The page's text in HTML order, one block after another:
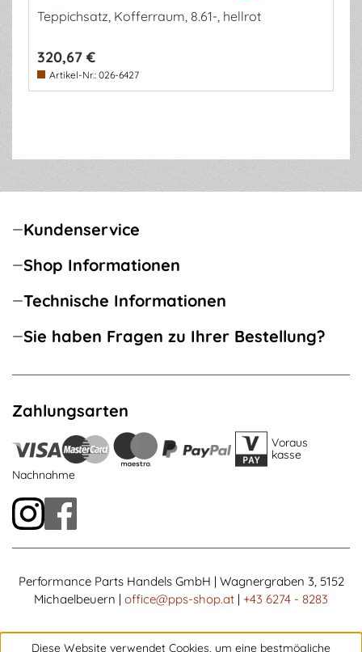
Teppichsatz, Kofferraum, 8.61-, hellrot
320,67 €
Artikel-Nr.: 026-6427
Kundenservice
Shop Informationen
Technische Informationen
Sie haben Fragen zu Ihrer Bestellung?
Zahlungsarten
Voraus
kasse
Nachnahme
Performance Parts Handels GmbH | Wagnergraben 3, 5152
Michaelbeuern | office@pps-shop.at | +43 6274 - 8283
Diese Website verwendet Cookies, um eine bestmögliche